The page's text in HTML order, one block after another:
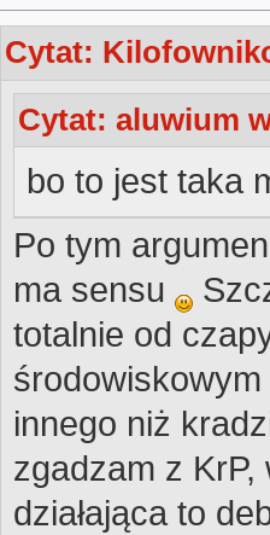
Cytat:
Cytat: aluwium
bo to jest taka
Po tym
ma sensu
totalnie od
innego niż
zgadzam z
działająca to